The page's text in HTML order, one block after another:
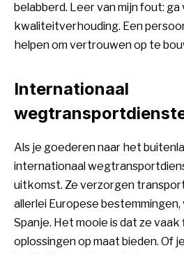
belabberd. Leer van mijn fout:
kwaliteitverhouding. Een
helpen om vertrouwen op te
Internationaal
Als je goederen naar het
internationaal
uitkomst. Ze verzorgen
allerlei Europese
Spanje. Het mooie is dat ze vaak
oplossingen op maat bieden. Of